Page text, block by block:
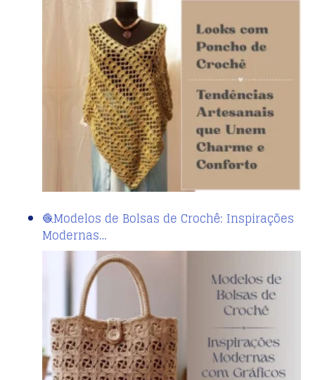
🧶Modelos de Bolsas de Crochê: Inspirações
Modernas…